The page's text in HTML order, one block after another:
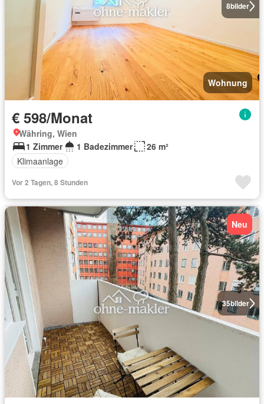
8bilder
Wohnung
€ 598/Monat
Währing, Wien
1 Zimmer
1 Badezimmer
26 m²
Klimaanlage
Vor 2 Tagen, 8 Stunden
35bilder
Neu